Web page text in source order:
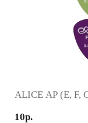
ALICE AP (E, F,
10р.